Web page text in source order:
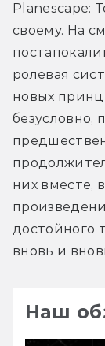
Planescape:
своему. На
ролевая
новых
безусловно,
них вместе,
достойного
вновь и
Наш